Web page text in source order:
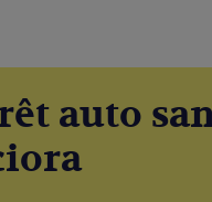
auto